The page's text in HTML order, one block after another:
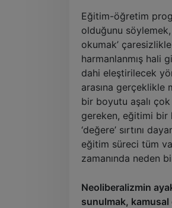
Eğitim-öğretim
olduğunu
okumak’
harmanlanmış hali
dahi eleştirilecek
arasına gerçeklikle
bir boyutu aşalı
gereken, eğitimi bir
‘değere’ sırtını
eğitim süreci tüm
zamanında neden
Neoliberalizmin
sunulmak,